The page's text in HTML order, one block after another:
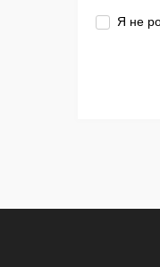
Я не